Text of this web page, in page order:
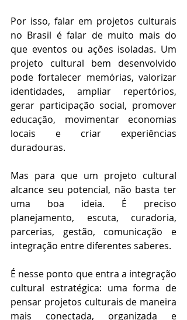
Por isso, falar em projetos culturais
no Brasil é falar de muito mais do
que eventos ou ações isoladas. Um
projeto cultural bem desenvolvido
pode fortalecer memórias, valorizar
identidades, ampliar repertórios,
gerar participação social, promover
educação, movimentar economias
locais e criar experiências
duradouras.
Mas para que um projeto cultural
alcance seu potencial, não basta ter
uma boa ideia. É preciso
planejamento, escuta, curadoria,
parcerias, gestão, comunicação e
integração entre diferentes saberes.
É nesse ponto que entra a integração
cultural estratégica: uma forma de
pensar projetos culturais de maneira
mais conectada, organizada e